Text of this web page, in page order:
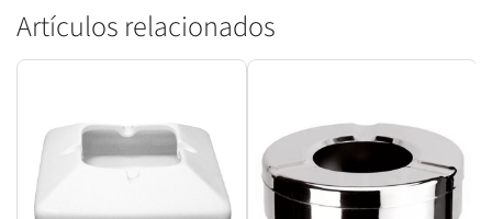
Artículos relacionados